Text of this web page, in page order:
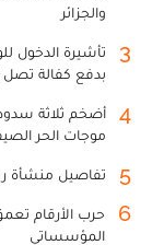
والجزائر
3
بدفع كفالة تصل إلى 20 ألف
4
أضخم ثلاثة
موجات الحر
5 تفاصيل منشأة
6
حرب الأرقام
المؤسساتي